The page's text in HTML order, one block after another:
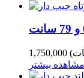
مشاهده بیشتر